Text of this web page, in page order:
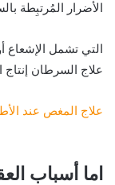
الأضرار المُرتبِطة
التي تشمل الإشعاع
علاج السرطان إنتاج
علاج المغص عند
اما أسباب